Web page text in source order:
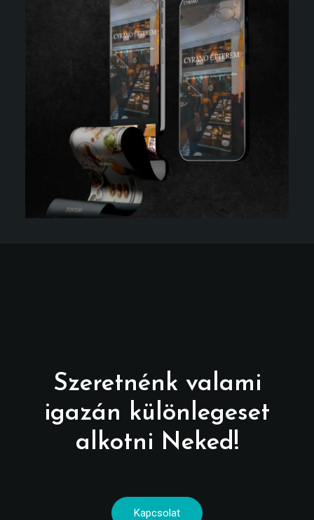
Szeretnénk valami
igazán különlegeset
alkotni Neked!
Kapcsolat